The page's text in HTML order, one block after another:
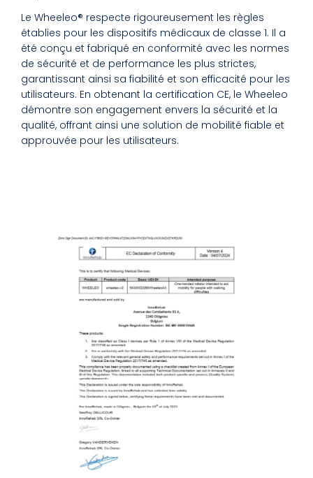
Le Wheeleo® respecte rigoureusement les règles
établies pour les dispositifs médicaux de classe 1. Il a
été conçu et fabriqué en conformité avec les normes
de sécurité et de performance les plus strictes,
garantissant ainsi sa fiabilité et son efficacité pour les
utilisateurs. En obtenant la certification CE, le Wheeleo
démontre son engagement envers la sécurité et la
qualité, offrant ainsi une solution de mobilité fiable et
approuvée pour les utilisateurs.